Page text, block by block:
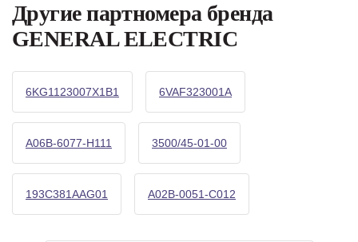
Другие партномера бренда
GENERAL ELECTRIC
6KG1123007X1B1 6VAF323001A
A06B-6077-H111 3500/45-01-00
193C381AAG01 A02B-0051-C012